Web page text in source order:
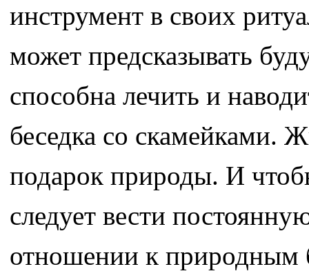
инструмент в своих
может предсказывать
способна лечить и
беседка со скамейками.
подарок природы. И
следует вести
отношении к природным